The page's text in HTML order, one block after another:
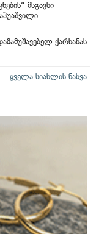
მსგავსი
ქარხანას
ყველა სიახლის ნახვა